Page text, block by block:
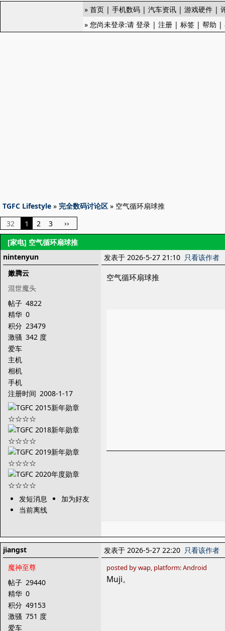
» 首页 | 手机数码 | 汽车资讯 | 游戏硬件 |
» 您尚未登录:请 登录 | 注册 | 标签 | 帮助 |
TGFC Lifestyle » 完全数码讨论区 » 空气循环扇球推
32
1 2 3 ››
[家电] 空气循环扇球推
nintenyun
嫩腾云
混世魔头
帖子 4822
精华 0
积分 23479
激骚 342 度
爱车
主机
相机
手机
注册时间 2008-1-17
发短消息
加为好友
当前离线
发表于 2026-5-27 21:10 只看该作者
空气循环扇球推
jiangst
魔神至尊
帖子 29440
精华 0
积分 49153
激骚 751 度
爱车
发表于 2026-5-27 22:20 只看该作者
posted by wap, platform: Android
Muji。